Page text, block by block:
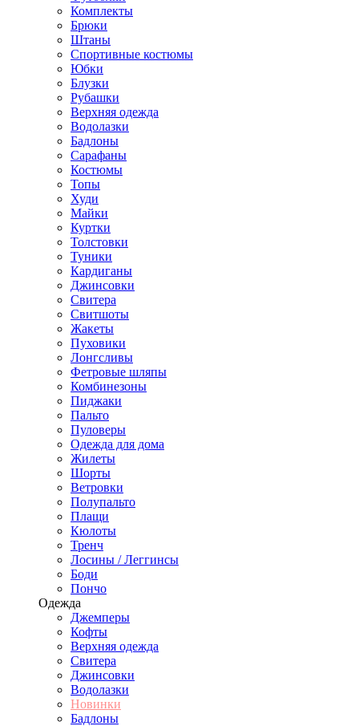
Комплекты
Брюки
Штаны
Спортивные костюмы
Юбки
Блузки
Рубашки
Верхняя одежда
Водолазки
Бадлоны
Сарафаны
Костюмы
Топы
Худи
Майки
Куртки
Толстовки
Туники
Кардиганы
Джинсовки
Свитера
Свитшоты
Жакеты
Пуховики
Лонгсливы
Фетровые шляпы
Комбинезоны
Пиджаки
Пальто
Пуловеры
Одежда для дома
Жилеты
Шорты
Ветровки
Полупальто
Плащи
Кюлоты
Тренч
Лосины / Леггинсы
Боди
Пончо
Одежда
Джемперы
Кофты
Верхняя одежда
Свитера
Джинсовки
Водолазки
Новинки
Бадлоны